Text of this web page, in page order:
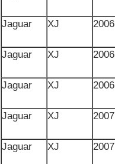
Jaguar
XJ 2006
Jaguar
XJ 2006
Jaguar
XJ 2006
Jaguar
XJ 2007
Jaguar
XJ 2007